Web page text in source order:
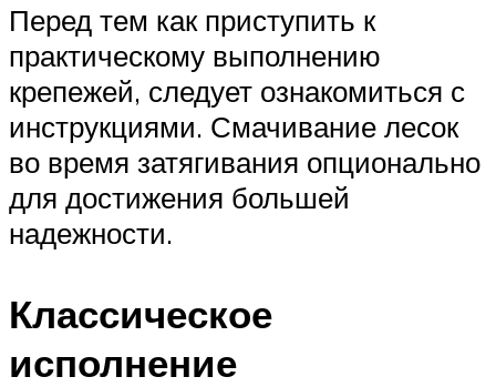
Перед тем как приступить к
практическому выполнению
крепежей, следует ознакомиться с
инструкциями. Смачивание лесок
во время затягивания опционально
для достижения большей
надежности.
Классическое
исполнение